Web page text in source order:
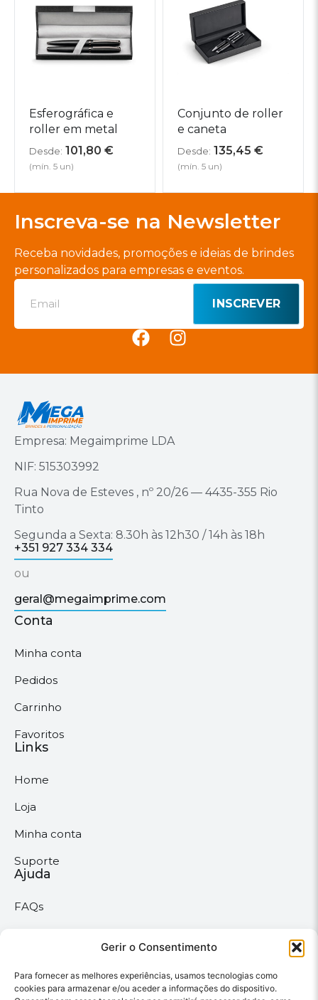
Gerir o Consentimento
Para fornecer as melhores experiências, usamos tecnologias como
cookies para armazenar e/ou aceder a informações do dispositivo.
Esferográfica e
roller em metal
Desde: 101,80 €
(mín. 5 un)
Conjunto de roller
e caneta
Desde: 135,45 €
(mín. 5 un)
Inscreva-se na Newsletter
Receba novidades, promoções e ideias de brindes
personalizados para empresas e eventos.
INSCREVER
Empresa: Megaimprime LDA
NIF: 515303992
Rua Nova de Esteves , nº 20/26 — 4435-355 Rio
Tinto
Segunda a Sexta: 8.30h às 12h30 / 14h às 18h
+351 927 334 334
ou
geral@megaimprime.com
Conta
Minha conta
Pedidos
Carrinho
Favoritos
Links
Home
Loja
Minha conta
Suporte
Ajuda
FAQs
Políticas gerais